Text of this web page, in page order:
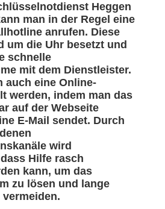
Heggen
man in der Regel eine
anrufen. Diese
um die Uhr besetzt und
schnelle
mit dem Dienstleister.
auch eine Online-
werden, indem man das
auf der Webseite
E-Mail sendet. Durch
wird
Hilfe rasch
kann, um das
zu lösen und lange
vermeiden.